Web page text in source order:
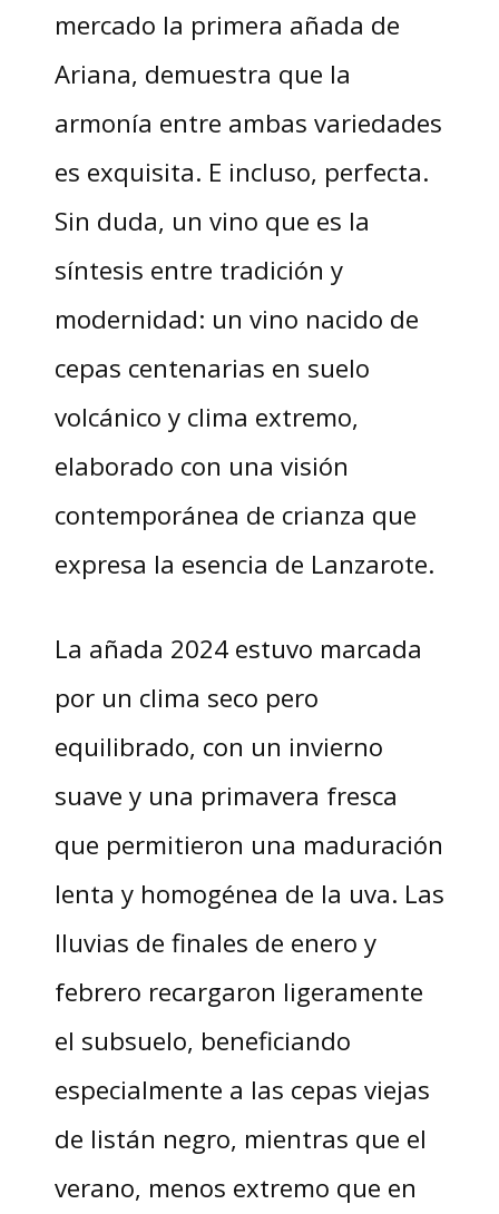
mercado la primera añada de
Ariana, demuestra que la
armonía entre ambas variedades
es exquisita. E incluso, perfecta.
Sin duda, un vino que es la
síntesis entre tradición y
modernidad: un vino nacido de
cepas centenarias en suelo
volcánico y clima extremo,
elaborado con una visión
contemporánea de crianza que
expresa la esencia de Lanzarote.
La añada 2024 estuvo marcada
por un clima seco pero
equilibrado, con un invierno
suave y una primavera fresca
que permitieron una maduración
lenta y homogénea de la uva. Las
lluvias de finales de enero y
febrero recargaron ligeramente
el subsuelo, beneficiando
especialmente a las cepas viejas
de listán negro, mientras que el
verano, menos extremo que en